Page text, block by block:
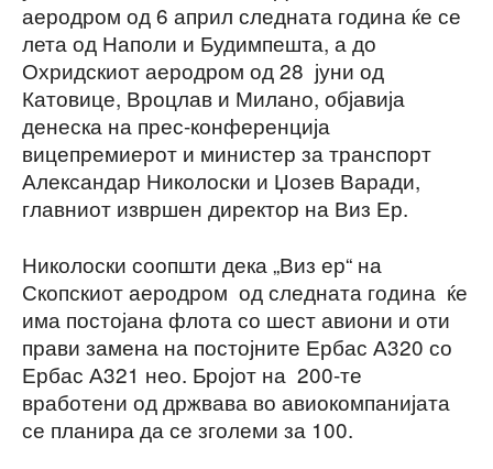
аеродром од 6 април следната година ќе се
лета од Наполи и Будимпешта, а до
Охридскиот аеродром од 28 јуни од
Катовице, Вроцлав и Милано, објавија
денеска на прес-конференција
вицепремиерот и министер за транспорт
Александар Николоски и Џозев Варади,
главниот извршен директор на Виз Ер.
Николоски соопшти дека „Виз ер“ на
Скопскиот аеродром од следната година ќе
има постојана флота со шест авиони и оти
прави замена на постојните Ербас А320 со
Ербас А321 нео. Бројот на 200-те
вработени од држвава во авиокомпанијата
се планира да се зголеми за 100.